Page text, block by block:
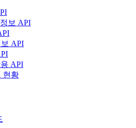
보 API
API
API
현황